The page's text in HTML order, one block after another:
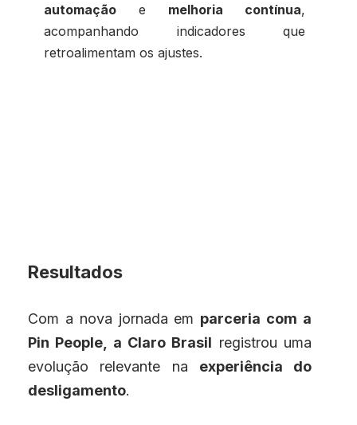
automação e melhoria contínua,
acompanhando indicadores que
retroalimentam os ajustes.
Resultados
Com a nova jornada em parceria com a
Pin People, a Claro Brasil registrou uma
evolução relevante na experiência do
desligamento.